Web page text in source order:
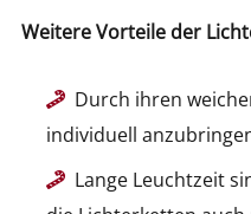
Weitere Vorteile der
Durch ihren
individuell
Lange Leuchtzeit